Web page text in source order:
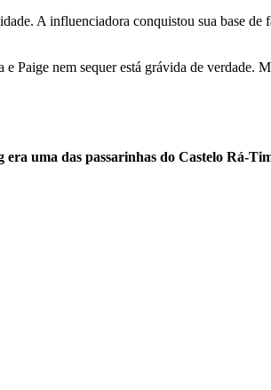
A influenciadora conquistou sua base
Paige nem sequer está grávida de verdade.
uma das passarinhas do Castelo Rá-